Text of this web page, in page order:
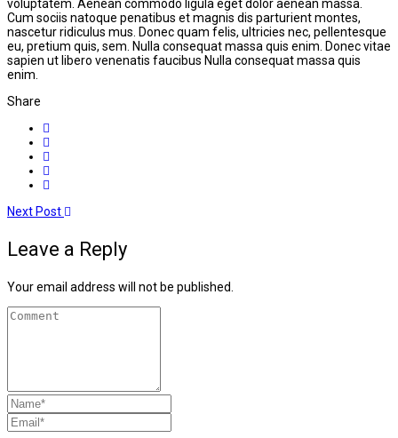
voluptatem. Aenean commodo ligula eget dolor aenean massa.
Cum sociis natoque penatibus et magnis dis parturient montes,
nascetur ridiculus mus. Donec quam felis, ultricies nec, pellentesque
eu, pretium quis, sem. Nulla consequat massa quis enim. Donec vitae
sapien ut libero venenatis faucibus Nulla consequat massa quis
enim.
Share
Next Post
Leave a Reply
Your email address will not be published.